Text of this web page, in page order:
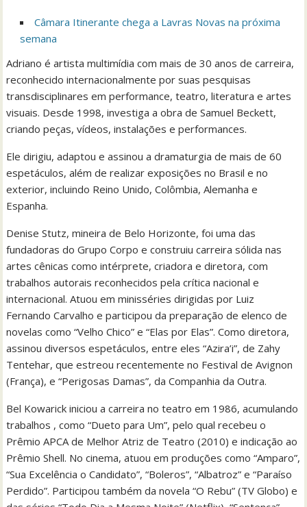
Câmara Itinerante chega a Lavras Novas na próxima
semana
Adriano é artista multimídia com mais de 30 anos de carreira,
reconhecido internacionalmente por suas pesquisas
transdisciplinares em performance, teatro, literatura e artes
visuais. Desde 1998, investiga a obra de Samuel Beckett,
criando peças, vídeos, instalações e performances.
Ele dirigiu, adaptou e assinou a dramaturgia de mais de 60
espetáculos, além de realizar exposições no Brasil e no
exterior, incluindo Reino Unido, Colômbia, Alemanha e
Espanha.
Denise Stutz, mineira de Belo Horizonte, foi uma das
fundadoras do Grupo Corpo e construiu carreira sólida nas
artes cênicas como intérprete, criadora e diretora, com
trabalhos autorais reconhecidos pela crítica nacional e
internacional. Atuou em minisséries dirigidas por Luiz
Fernando Carvalho e participou da preparação de elenco de
novelas como “Velho Chico” e “Elas por Elas”. Como diretora,
assinou diversos espetáculos, entre eles “Azira’i”, de Zahy
Tentehar, que estreou recentemente no Festival de Avignon
(França), e “Perigosas Damas”, da Companhia da Outra.
Bel Kowarick iniciou a carreira no teatro em 1986, acumulando
trabalhos , como “Dueto para Um”, pelo qual recebeu o
Prêmio APCA de Melhor Atriz de Teatro (2010) e indicação ao
Prêmio Shell. No cinema, atuou em produções como “Amparo”,
“Sua Excelência o Candidato”, “Boleros”, “Albatroz” e “Paraíso
Perdido”. Participou também da novela “O Rebu” (TV Globo) e